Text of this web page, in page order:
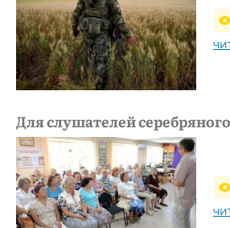
Для слушателей